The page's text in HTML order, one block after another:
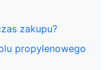
zakupu?
propylenowego